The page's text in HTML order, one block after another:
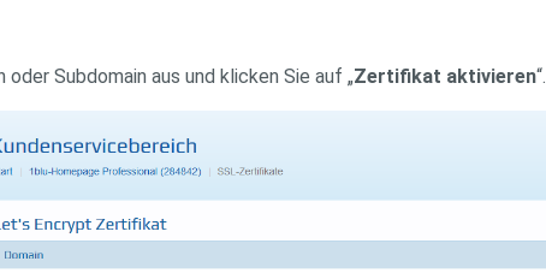
oder Subdomain aus und klicken Sie auf „Zertifikat aktivieren“.